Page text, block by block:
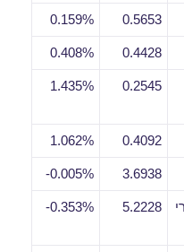
0.5653
0.159%
0.4428
0.408%
0.2545
1.435%
0.4092
1.062%
3.6938
0.005%-
5.2228
0.353%-